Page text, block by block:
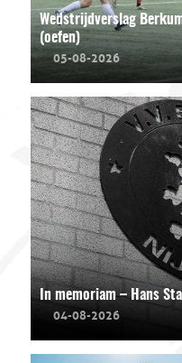
Wedstrijdverslag
(oefen)
05-08-2026
In memoriam – Hans
04-08-2026